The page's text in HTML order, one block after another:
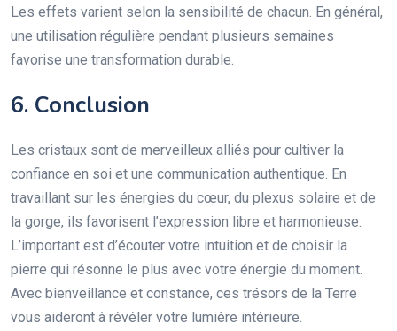
Les effets varient selon la sensibilité de chacun. En général,
une utilisation régulière pendant plusieurs semaines
favorise une transformation durable.
6. Conclusion
Les cristaux sont de merveilleux alliés pour cultiver la
confiance en soi et une communication authentique. En
travaillant sur les énergies du cœur, du plexus solaire et de
la gorge, ils favorisent l’expression libre et harmonieuse.
L’important est d’écouter votre intuition et de choisir la
pierre qui résonne le plus avec votre énergie du moment.
Avec bienveillance et constance, ces trésors de la Terre
vous aideront à révéler votre lumière intérieure.